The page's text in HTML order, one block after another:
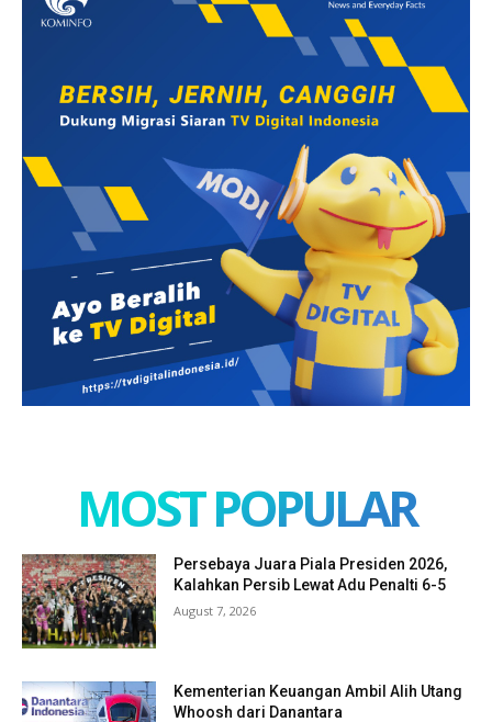
MOST POPULAR
Persebaya Juara Piala Presiden 2026,
Kalahkan Persib Lewat Adu Penalti 6-5
August 7, 2026
Kementerian Keuangan Ambil Alih Utang
Whoosh dari Danantara